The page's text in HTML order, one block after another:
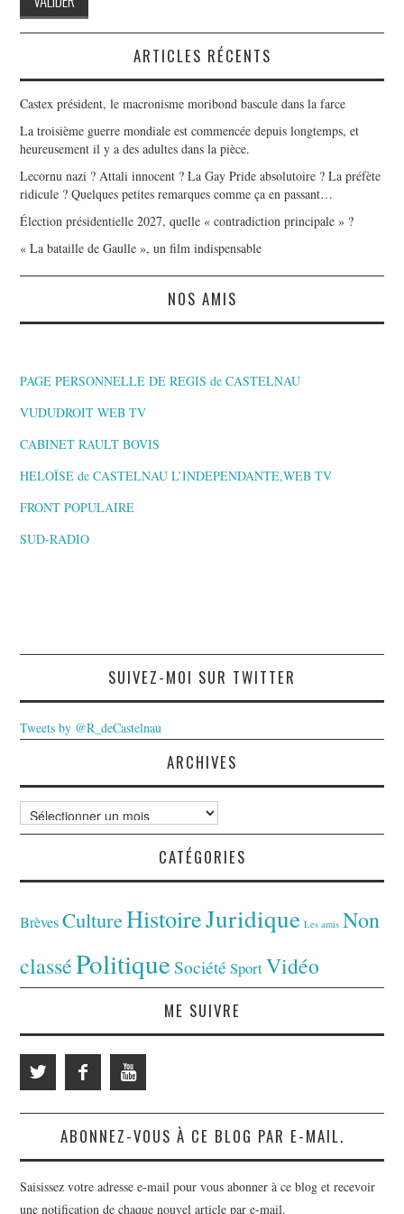
ARTICLES RÉCENTS
Castex président, le macronisme moribond bascule dans la farce
La troisième guerre mondiale est commencée depuis longtemps, et
heureusement il y a des adultes dans la pièce.
Lecornu nazi ? Attali innocent ? La Gay Pride absolutoire ? La préfète
ridicule ? Quelques petites remarques comme ça en passant…
Élection présidentielle 2027, quelle « contradiction principale » ?
« La bataille de Gaulle », un film indispensable
NOS AMIS
PAGE PERSONNELLE DE REGIS de CASTELNAU
VUDUDROIT WEB TV
CABINET RAULT BOVIS
HELOÏSE de CASTELNAU L’INDEPENDANTE,WEB TV
FRONT POPULAIRE
SUD-RADIO
SUIVEZ-MOI SUR TWITTER
Tweets by @R_deCastelnau
ARCHIVES
Archives
CATÉGORIES
Brèves CultureHistoireJuridique Les amis Non
classéPolitiqueSociété SportVidéo
ME SUIVRE
ABONNEZ-VOUS À CE BLOG PAR E-MAIL.
Saisissez votre adresse e-mail pour vous abonner à ce blog et recevoir
une notification de chaque nouvel article par e-mail.